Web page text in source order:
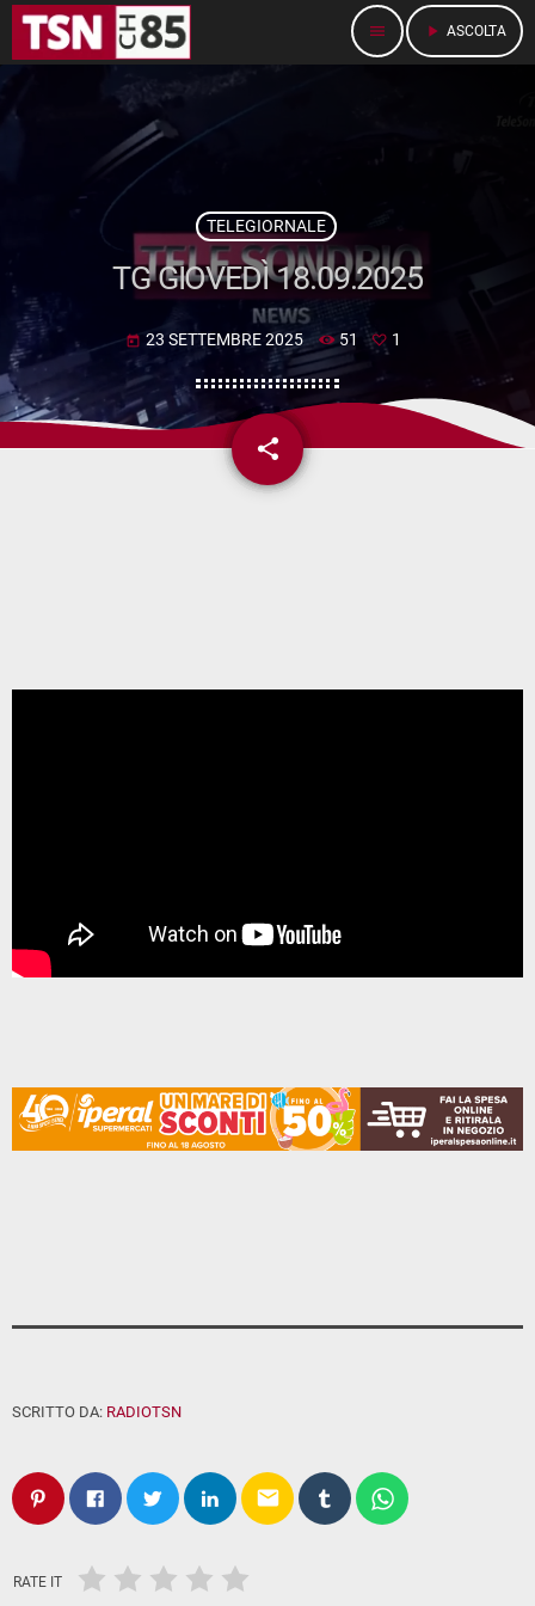
menu play_arrow ASCOLTA
TELEGIORNALE
TG GIOVEDÌ 18.09.2025
today 23 SETTEMBRE 2025 51 1
share
email
SCRITTO DA: RADIOTSN
email
RATE IT